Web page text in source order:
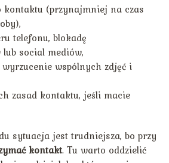
kontaktu (przynajmniej na czas
telefonu, blokadę
social mediów,
wspólnych zdjęć i
zasad kontaktu, jeśli macie
sytuacja jest trudniejsza, bo przy
kontakt. Tu warto oddzielić